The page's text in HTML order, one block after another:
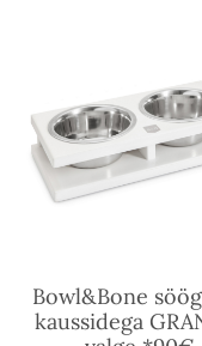
Bowl&Bone
kaussidega